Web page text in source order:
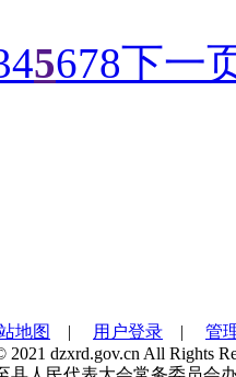
45678下一
地图 | 用户登录 | 管
2021 dzxrd.gov.cn All Rights